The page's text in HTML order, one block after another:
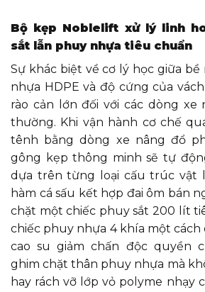
Bộ kẹp Noblelift xử lý linh
sắt lẫn phuy nhựa tiêu chuẩn
Sự khác biệt về cơ lý học giữa
nhựa HDPE và độ cứng của
rào cản lớn đối với các dòng xe
thường. Khi vận hành cơ chế
tênh bằng dòng xe nâng đổ
gông kẹp thông minh sẽ tự
dựa trên từng loại cấu trúc vật
hàm cá sấu kết hợp đai ôm bán
chặt một chiếc phuy sắt 200 lít
chiếc phuy nhựa 4 khía một cách
cao su giảm chấn độc quyền
ghim chặt thân phuy nhựa mà
hay rách vỡ lớp vỏ polyme nhạy